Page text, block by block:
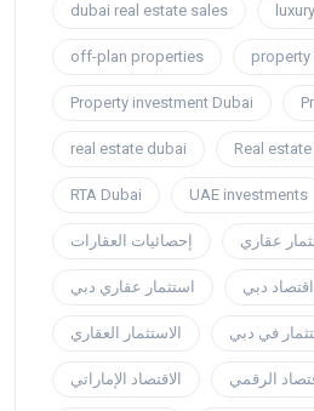
dubai real estate sales
off-plan properties property
Property investment Dubai
real estate dubai Real
RTA Dubai UAE investments
إحصائيات العقارات عقاري
استثمار عقاري دبي اقتصاد دبي
الاستثمار العقاري في دبي
الاقتصاد الإماراتي الرقمي